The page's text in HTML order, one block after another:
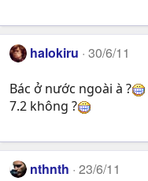
halokiru 30/6/11
Bác ở nước ngoài à ?
7.2 không ?
nthnth 23/6/11